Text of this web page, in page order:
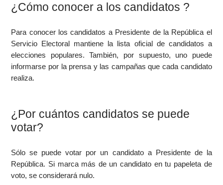
¿Cómo conocer a los candidatos ?
Para conocer los candidatos a Presidente de la República el
Servicio Electoral mantiene la lista oficial de candidatos a
elecciones populares. También, por supuesto, uno puede
informarse por la prensa y las campañas que cada candidato
realiza.
¿Por cuántos candidatos se puede
votar?
Sólo se puede votar por un candidato a Presidente de la
República. Si marca más de un candidato en tu papeleta de
voto, se considerará nulo.